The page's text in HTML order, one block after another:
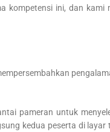
kompetensi ini, dan kami
pameran untuk
kedua peserta di layar